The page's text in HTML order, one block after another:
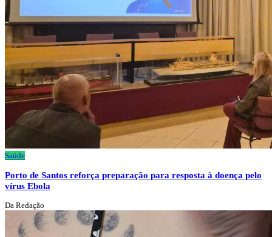
Saúde
Porto de Santos reforça preparação para resposta à doença pelo
vírus Ebola
Da Redação